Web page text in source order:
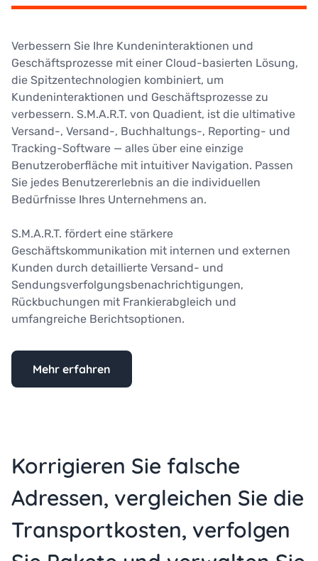
Verbessern Sie Ihre Kundeninteraktionen und
Geschäftsprozesse mit einer Cloud-basierten Lösung,
die Spitzentechnologien kombiniert, um
Kundeninteraktionen und Geschäftsprozesse zu
verbessern. S.M.A.R.T. von Quadient, ist die ultimative
Versand-, Versand-, Buchhaltungs-, Reporting- und
Tracking-Software — alles über eine einzige
Benutzeroberfläche mit intuitiver Navigation. Passen
Sie jedes Benutzererlebnis an die individuellen
Bedürfnisse Ihres Unternehmens an.
S.M.A.R.T. fördert eine stärkere
Geschäftskommunikation mit internen und externen
Kunden durch detaillierte Versand- und
Sendungsverfolgungsbenachrichtigungen,
Rückbuchungen mit Frankierabgleich und
umfangreiche Berichtsoptionen.
Mehr erfahren
Korrigieren Sie falsche
Adressen, vergleichen Sie die
Transportkosten, verfolgen